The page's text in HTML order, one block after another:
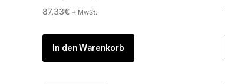
87,33€ + MwSt.
In den Warenkorb